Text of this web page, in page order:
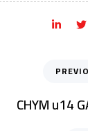
CHYM u14